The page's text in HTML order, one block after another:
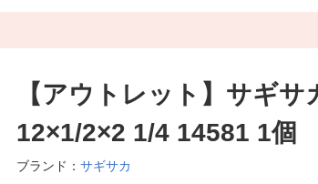
【アウトレット】サギサ
12×1/2×2 1/4 14581 1個
ブランド： サギサカ